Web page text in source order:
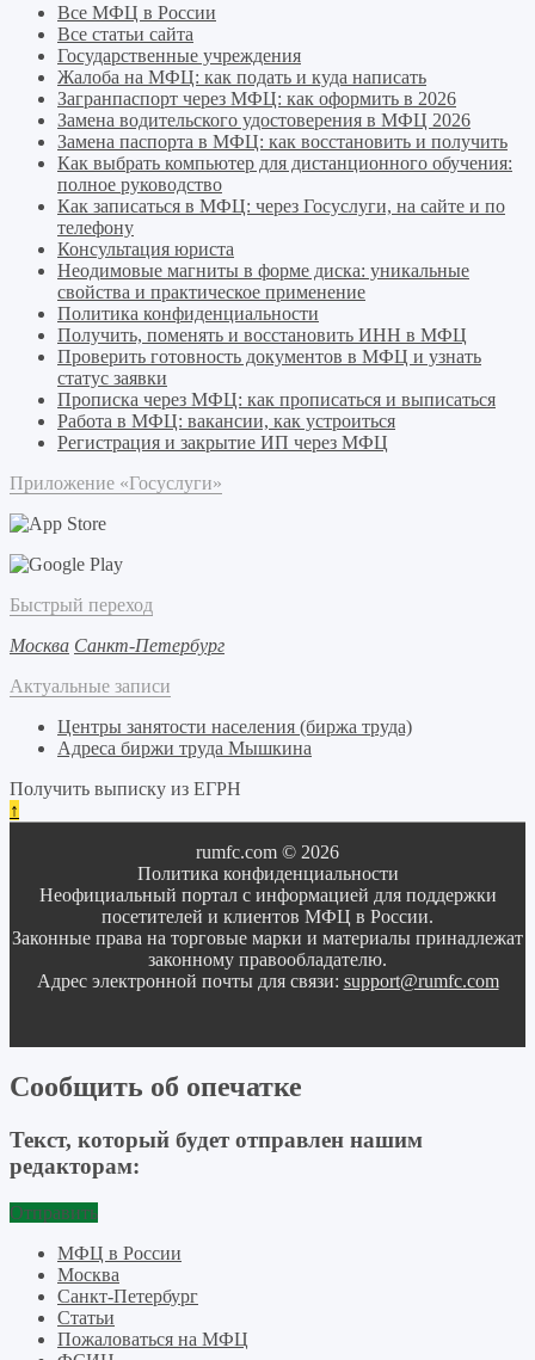
Все МФЦ в России
Все статьи сайта
Государственные учреждения
Жалоба на МФЦ: как подать и куда написать
Загранпаспорт через МФЦ: как оформить в 2026
Замена водительского удостоверения в МФЦ 2026
Замена паспорта в МФЦ: как восстановить и получить
Как выбрать компьютер для дистанционного обучения:
полное руководство
Как записаться в МФЦ: через Госуслуги, на сайте и по
телефону
Консультация юриста
Неодимовые магниты в форме диска: уникальные
свойства и практическое применение
Политика конфиденциальности
Получить, поменять и восстановить ИНН в МФЦ
Проверить готовность документов в МФЦ и узнать
статус заявки
Прописка через МФЦ: как прописаться и выписаться
Работа в МФЦ: вакансии, как устроиться
Регистрация и закрытие ИП через МФЦ
Приложение «Госуслуги»
Быстрый переход
Москва Санкт-Петербург
Актуальные записи
Центры занятости населения (биржа труда)
Адреса биржи труда Мышкина
Получить выписку из ЕГРН
↑
rumfc.com © 2026
Политика конфиденциальности
Неофициальный портал с информацией для поддержки
посетителей и клиентов МФЦ в России.
Законные права на торговые марки и материалы принадлежат
законному правообладателю.
Адрес электронной почты для связи: support@rumfc.com
Сообщить об опечатке
Текст, который будет отправлен нашим
редакторам:
Отправить
МФЦ в России
Москва
Санкт-Петербург
Статьи
Пожаловаться на МФЦ